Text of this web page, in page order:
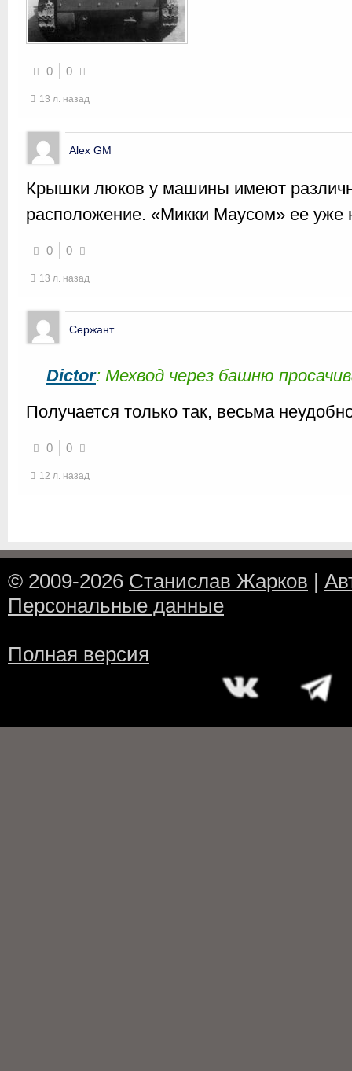
0 0
13 л. назад
Alex GM
Крышки люков у машины имеют
расположение. «Микки Маусом» ее уже
0 0
13 л. назад
Сержант
Dictor: Мехвод через башню
Получается только так, весьма
0 0
12 л. назад
© 2009-2026 Станислав Жарков |
Персональные данные
Полная версия